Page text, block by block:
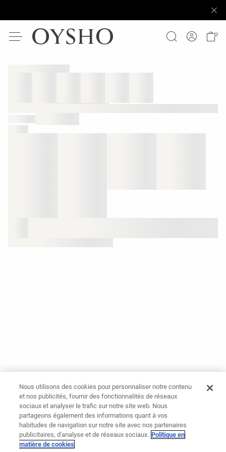
Nous utilisons des cookies pour personnaliser notre contenu
et nos publicités, fournir des fonctionnalités de réseaux
sociaux et analyser le trafic sur notre site web. Nous
partageons également des informations quant à vos
habitudes de navigation sur notre site avec nos partenaires
publicitaires, d'analyse et de réseaux sociaux. Politique en
matière de cookies